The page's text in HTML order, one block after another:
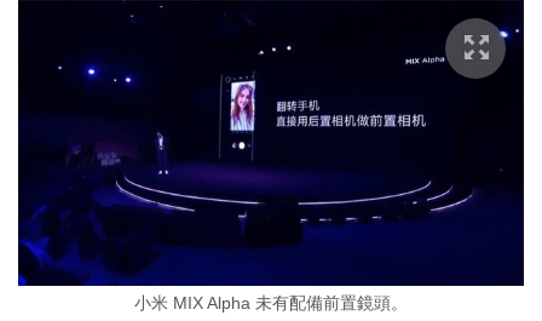
小米 MIX Alpha 未有配備前置鏡頭。